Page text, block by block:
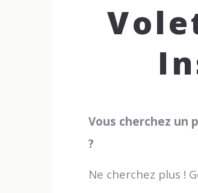
Vous cherchez un
?
Ne cherchez plus !